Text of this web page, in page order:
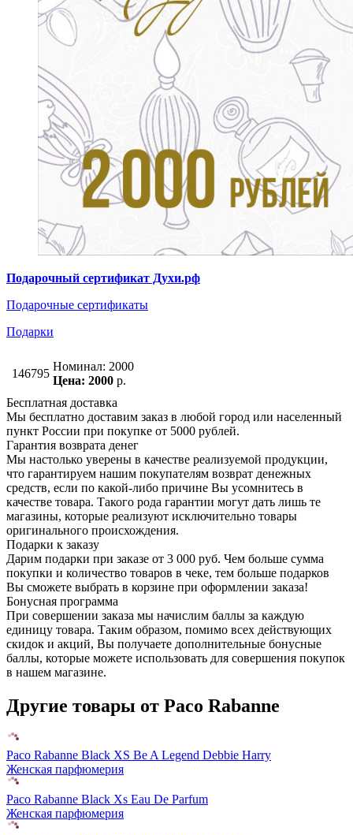
Подарочный сертификат Духи.рф
Подарочные сертификаты
Подарки
146795
Номинал: 2000
Цена: 2000 р.
Бесплатная доставка
Мы бесплатно доставим заказ в любой город или населенный
пункт России при покупке от 5000 рублей.
Гарантия возврата денег
Мы настолько уверены в качестве реализуемой продукции,
что гарантируем нашим покупателям возврат денежных
средств, если по какой-либо причине Вы усомнитесь в
качестве товара. Такого рода гарантии могут дать лишь те
магазины, которые реализуют исключительно товары
оригинального происхождения.
Подарки к заказу
Дарим подарки при заказе от 3 000 руб. Чем больше сумма
покупки и количество товаров в чеке, тем больше подарков
Вы сможете выбрать в корзине при оформлении заказа!
Бонусная программа
При совершении заказа мы начислим баллы за каждую
единицу товара. Таким образом, помимо всех действующих
скидок и акций, Вы получаете дополнительные бонусные
баллы, которые можете использовать для совершения покупок
в нашем магазине.
Другие товары от Paco Rabanne
Paco Rabanne Black XS Be A Legend Debbie Harry
Женская парфюмерия
Paco Rabanne Black Xs Eau De Parfum
Женская парфюмерия